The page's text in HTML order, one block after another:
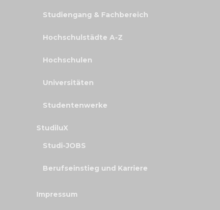
Studiengang & Fachbereich
Hochschulstädte A-Z
Hochschulen
Universitäten
Studentenwerke
StudiluX
Studi-JOBS
Berufseinstieg und Karriere
Impressum